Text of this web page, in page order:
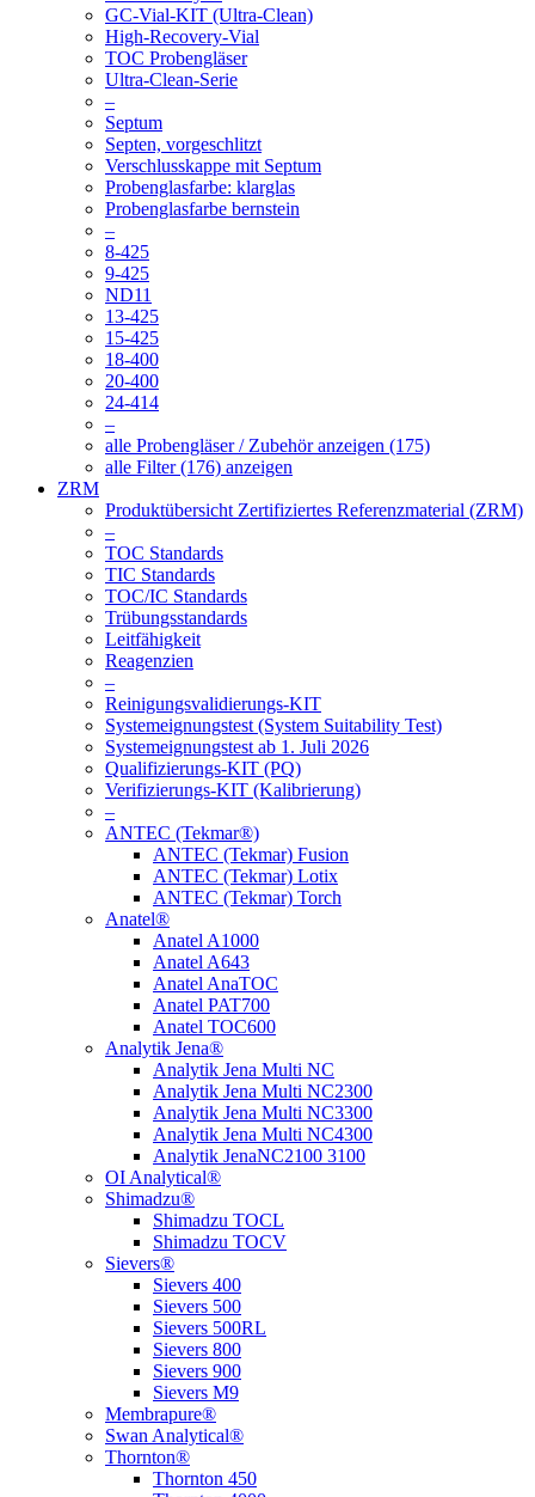
GC-Vial-KIT (Ultra-Clean)
High-Recovery-Vial
TOC Probengläser
Ultra-Clean-Serie
–
Septum
Septen, vorgeschlitzt
Verschlusskappe mit Septum
Probenglasfarbe: klarglas
Probenglasfarbe bernstein
–
8-425
9-425
ND11
13-425
15-425
18-400
20-400
24-414
–
alle Probengläser / Zubehör anzeigen (175)
alle Filter (176) anzeigen
ZRM
Produktübersicht Zertifiziertes Referenzmaterial (ZRM)
–
TOC Standards
TIC Standards
TOC/IC Standards
Trübungsstandards
Leitfähigkeit
Reagenzien
–
Reinigungsvalidierungs-KIT
Systemeignungstest (System Suitability Test)
Systemeignungstest ab 1. Juli 2026
Qualifizierungs-KIT (PQ)
Verifizierungs-KIT (Kalibrierung)
–
ANTEC (Tekmar®)
ANTEC (Tekmar) Fusion
ANTEC (Tekmar) Lotix
ANTEC (Tekmar) Torch
Anatel®
Anatel A1000
Anatel A643
Anatel AnaTOC
Anatel PAT700
Anatel TOC600
Analytik Jena®
Analytik Jena Multi NC
Analytik Jena Multi NC2300
Analytik Jena Multi NC3300
Analytik Jena Multi NC4300
Analytik JenaNC2100 3100
OI Analytical®
Shimadzu®
Shimadzu TOCL
Shimadzu TOCV
Sievers®
Sievers 400
Sievers 500
Sievers 500RL
Sievers 800
Sievers 900
Sievers M9
Membrapure®
Swan Analytical®
Thornton®
Thornton 450